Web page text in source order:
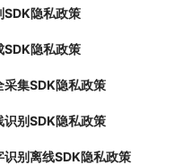
SDK隐私政策
SDK隐私政策
采集SDK隐私政策
识别SDK隐私政策
识别离线SDK隐私政策